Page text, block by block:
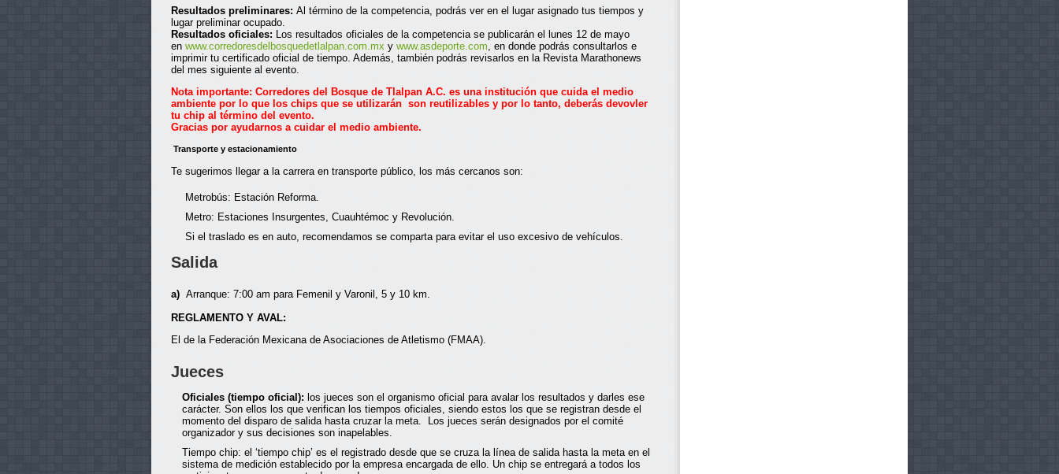
Resultados preliminares: Al término de la competencia, podrás ver en el lugar asignado tus tiempos y
lugar preliminar ocupado.
Resultados oficiales: Los resultados oficiales de la competencia se publicarán el lunes 12 de mayo
en www.corredoresdelbosquedetlalpan.com.mx y www.asdeporte.com, en donde podrás consultarlos e
imprimir tu certificado oficial de tiempo. Además, también podrás revisarlos en la Revista Marathonews
del mes siguiente al evento.
Nota importante: Corredores del Bosque de Tlalpan A.C. es una institución que cuida el medio
ambiente por lo que los chips que se utilizarán son reutilizables y por lo tanto, deberás devovler
tu chip al término del evento.
Gracias por ayudarnos a cuidar el medio ambiente.
Transporte y estacionamiento
Te sugerimos llegar a la carrera en transporte público, los más cercanos son:
Metrobús: Estación Reforma.
Metro: Estaciones Insurgentes, Cuauhtémoc y Revolución.
Si el traslado es en auto, recomendamos se comparta para evitar el uso excesivo de vehículos.
Salida
a) Arranque: 7:00 am para Femenil y Varonil, 5 y 10 km.
REGLAMENTO Y AVAL:
El de la Federación Mexicana de Asociaciones de Atletismo (FMAA).
Jueces
Oficiales (tiempo oficial): los jueces son el organismo oficial para avalar los resultados y darles ese
carácter. Son ellos los que verifican los tiempos oficiales, siendo estos los que se registran desde el
momento del disparo de salida hasta cruzar la meta. Los jueces serán designados por el comité
organizador y sus decisiones son inapelables.
Tiempo chip: el ‘tiempo chip’ es el registrado desde que se cruza la línea de salida hasta la meta en el
sistema de medición establecido por la empresa encargada de ello. Un chip se entregará a todos los